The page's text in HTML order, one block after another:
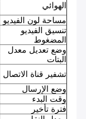
الهوائي
مساحة لون الفيديو
تنسيق الفيديو
المضغوط
وضع تعديل معدل
البتات
تشفير قناة الاتصال
وضع الإرسال
وقت البدء
فترة تأخير